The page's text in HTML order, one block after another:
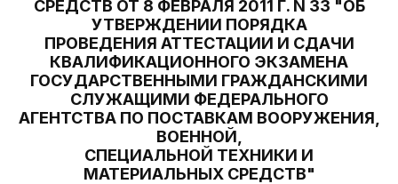
СРЕДСТВ ОТ 8 ФЕВРАЛЯ 2011 Г. N 33 "ОБ
УТВЕРЖДЕНИИ ПОРЯДКА
ПРОВЕДЕНИЯ АТТЕСТАЦИИ И СДАЧИ
КВАЛИФИКАЦИОННОГО ЭКЗАМЕНА
ГОСУДАРСТВЕННЫМИ ГРАЖДАНСКИМИ
СЛУЖАЩИМИ ФЕДЕРАЛЬНОГО
АГЕНТСТВА ПО ПОСТАВКАМ ВООРУЖЕНИЯ,
ВОЕННОЙ,
СПЕЦИАЛЬНОЙ ТЕХНИКИ И
МАТЕРИАЛЬНЫХ СРЕДСТВ"